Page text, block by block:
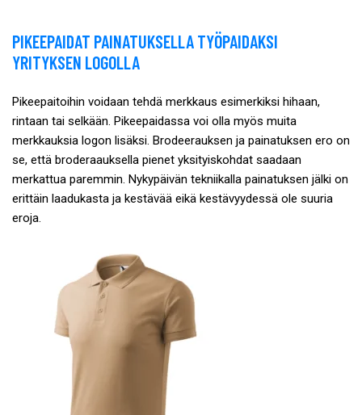
PIKEEPAIDAT PAINATUKSELLA TYÖPAIDAKSI
YRITYKSEN LOGOLLA
Pikeepaitoihin voidaan tehdä merkkaus esimerkiksi hihaan,
rintaan tai selkään. Pikeepaidassa voi olla myös muita
merkkauksia logon lisäksi. Brodeerauksen ja painatuksen ero on
se, että broderaauksella pienet yksityiskohdat saadaan
merkattua paremmin. Nykypäivän tekniikalla painatuksen jälki on
erittäin laadukasta ja kestävää eikä kestävyydessä ole suuria
eroja.